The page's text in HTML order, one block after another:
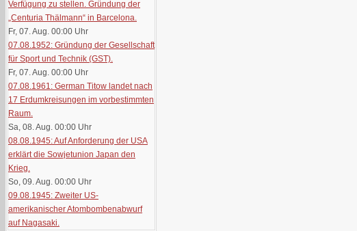
Verfügung zu stellen. Gründung der
„Centuria Thälmann“ in Barcelona.
Fr, 07. Aug. 00:00 Uhr
07.08.1952: Gründung der Gesellschaft
für Sport und Technik (GST).
Fr, 07. Aug. 00:00 Uhr
07.08.1961: German Titow landet nach
17 Erdumkreisungen im vorbestimmten
Raum.
Sa, 08. Aug. 00:00 Uhr
08.08.1945: Auf Anforderung der USA
erklärt die Sowjetunion Japan den
Krieg.
So, 09. Aug. 00:00 Uhr
09.08.1945: Zweiter US-
amerikanischer Atombombenabwurf
auf Nagasaki.